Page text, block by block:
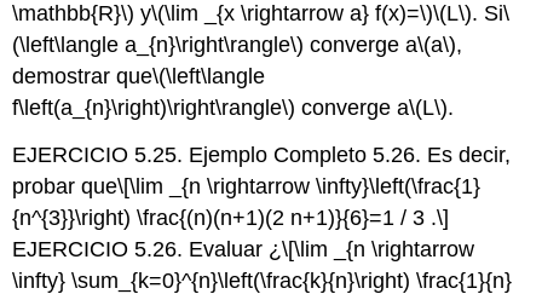
\mathbb{R}\) y\(\lim _{x \rightarrow a} f(x)=\)\(L\). Si\
(\left\langle a_{n}\right\rangle\) converge a\(a\),
demostrar que\(\left\langle
f\left(a_{n}\right)\right\rangle\) converge a\(L\).
EJERCICIO 5.25. Ejemplo Completo 5.26. Es decir,
probar que\[\lim _{n \rightarrow \infty}\left(\frac{1}
{n^{3}}\right) \frac{(n)(n+1)(2 n+1)}{6}=1 / 3 .\]
EJERCICIO 5.26. Evaluar ¿\[\lim _{n \rightarrow
\infty} \sum_{k=0}^{n}\left(\frac{k}{n}\right) \frac{1}{n}